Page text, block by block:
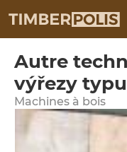
Autre
výřezy
Machines à bois